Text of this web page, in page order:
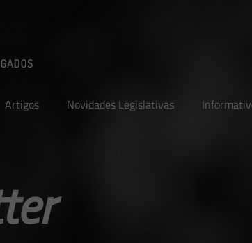
Artigos Novidades Legislativas